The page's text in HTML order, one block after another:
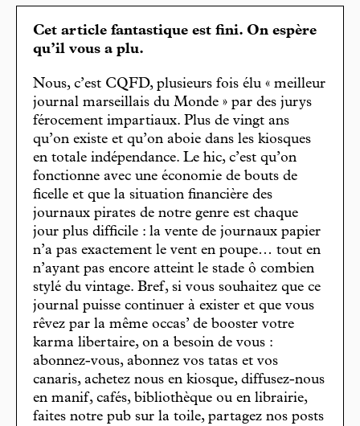
Cet article fantastique est fini. On espère
qu’il vous a plu.
Nous, c’est CQFD, plusieurs fois élu « meilleur
journal marseillais du Monde » par des jurys
férocement impartiaux. Plus de vingt ans
qu’on existe et qu’on aboie dans les kiosques
en totale indépendance. Le hic, c’est qu’on
fonctionne avec une économie de bouts de
ficelle et que la situation financière des
journaux pirates de notre genre est chaque
jour plus difficile : la vente de journaux papier
n’a pas exactement le vent en poupe… tout en
n’ayant pas encore atteint le stade ô combien
stylé du vintage. Bref, si vous souhaitez que ce
journal puisse continuer à exister et que vous
rêvez par la même occas’ de booster votre
karma libertaire, on a besoin de vous :
abonnez-vous, abonnez vos tatas et vos
canaris, achetez nous en kiosque, diffusez-nous
en manif, cafés, bibliothèque ou en librairie,
faites notre pub sur la toile, partagez nos posts